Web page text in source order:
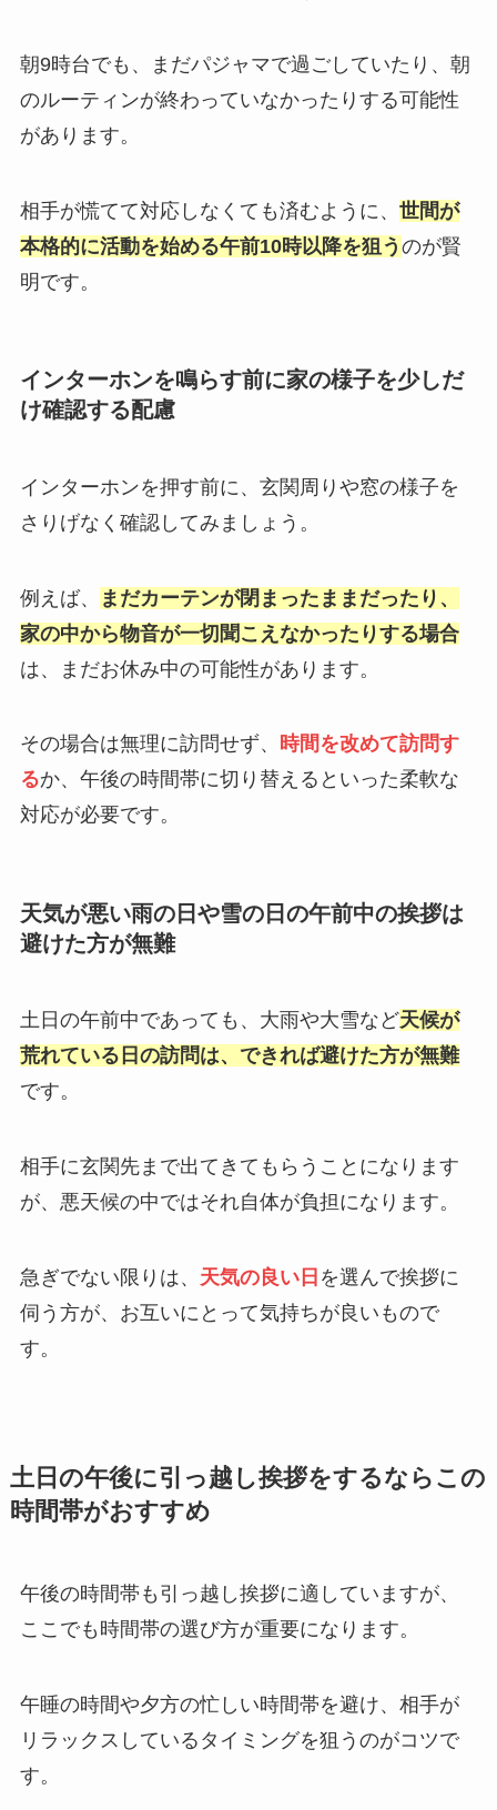
朝9時台でも、まだパジャマで過ごしていたり、朝
のルーティンが終わっていなかったりする可能性
があります。
相手が慌てて対応しなくても済むように、 世間が
本格的に活動を始める午前10時以降を狙う のが賢
明です。
インターホンを鳴らす前に家の様子を少しだ
け確認する配慮
インターホンを押す前に、玄関周りや窓の様子を
さりげなく確認してみましょう。
例えば、
まだカーテンが閉まったままだったり、
家の中から物音が一切聞こえなかったりする場合
は、まだお休み中の可能性があります。
その場合は無理に訪問せず、 時間を改めて訪問す
るか、午後の時間帯に切り替えるといった柔軟な
対応が必要です。
天気が悪い雨の日や雪の日の午前中の挨拶は
避けた方が無難
土日の午前中であっても、大雨や大雪など天候が
荒れている日の訪問は、できれば避けた方が無難
です。
相手に玄関先まで出てきてもらうことになります
が、悪天候の中ではそれ自体が負担になります。
急ぎでない限りは、 天気の良い日 を選んで挨拶に
伺う方が、お互いにとって気持ちが良いもので
す。
土日の午後に引っ越し挨拶をするならこの
時間帯がおすすめ
午後の時間帯も引っ越し挨拶に適していますが、
ここでも時間帯の選び方が重要になります。
午睡の時間や夕方の忙しい時間帯を避け、相手が
リラックスしているタイミングを狙うのがコツで
す。